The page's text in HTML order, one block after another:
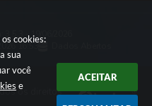
cookies:
sua
você
e
ACEITAR
3.5.3 - 19/06/2026
16:53
os direitos